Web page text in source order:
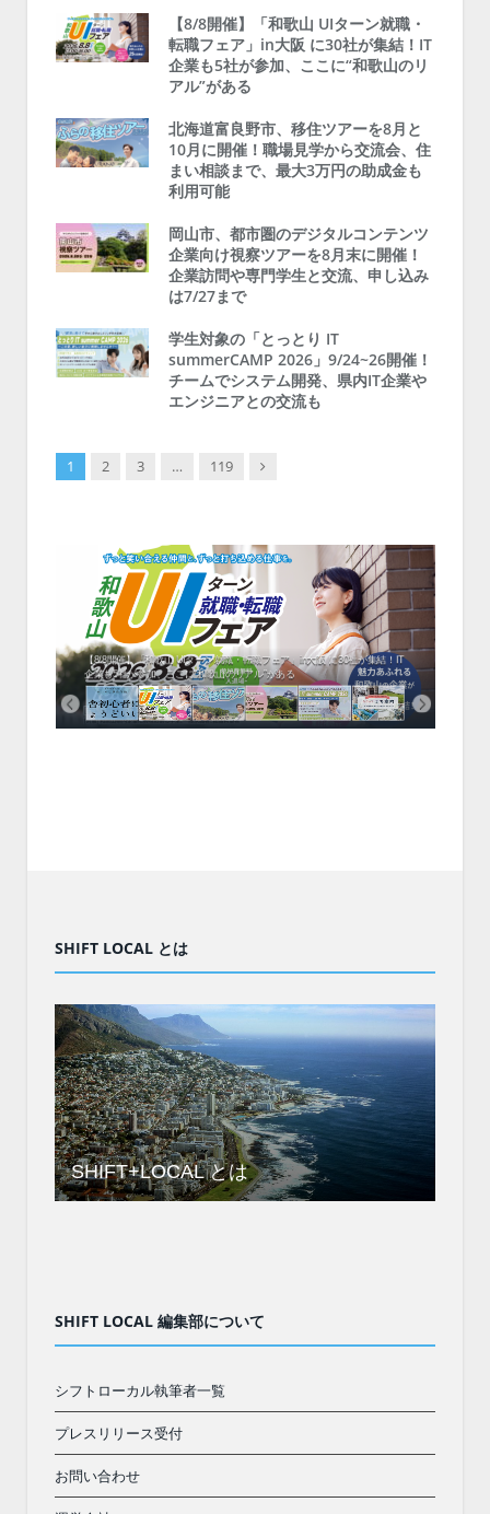
【8/8開催】「和歌山 UIターン就職・
転職フェア」in大阪 に30社が集結！IT
企業も5社が参加、ここに“和歌山のリ
アル”がある
北海道富良野市、移住ツアーを8月と
10月に開催！職場見学から交流会、住
まい相談まで、最大3万円の助成金も
利用可能
岡山市、都市圏のデジタルコンテンツ
企業向け視察ツアーを8月末に開催！
企業訪問や専門学生と交流、申し込み
は7/27まで
学生対象の「とっとり IT
summerCAMP 2026」9/24~26開催！
チームでシステム開発、県内IT企業や
エンジニアとの交流も
1 2 3 … 119 Next
【8/8開催】「和歌山 UIターン就職・転職フェア」in大阪 に30社が集結！IT
企業も5社が参加、ここに“和歌山のリアル”がある
SHIFT LOCAL とは
SHIFT+LOCAL とは
SHIFT LOCAL 編集部について
シフトローカル執筆者一覧
プレスリリース受付
お問い合わせ